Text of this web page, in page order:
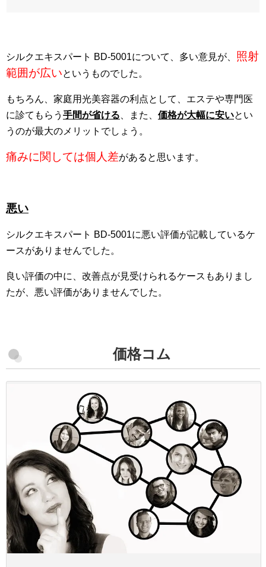
シルクエキスパート BD-5001について、多い意見が、 照射
範囲が広いというものでした。
もちろん、家庭用光美容器の利点として、エステや専門医
に診てもらう 手間が省ける 、また、 価格が大幅に安いとい
うのが最大のメリットでしょう。
痛みに関しては個人差があると思います。
悪い
シルクエキスパート BD-5001に悪い評価が記載しているケ
ースがありませんでした。
良い評価の中に、改善点が見受けられるケースもありまし
たが、悪い評価がありませんでした。
価格コム